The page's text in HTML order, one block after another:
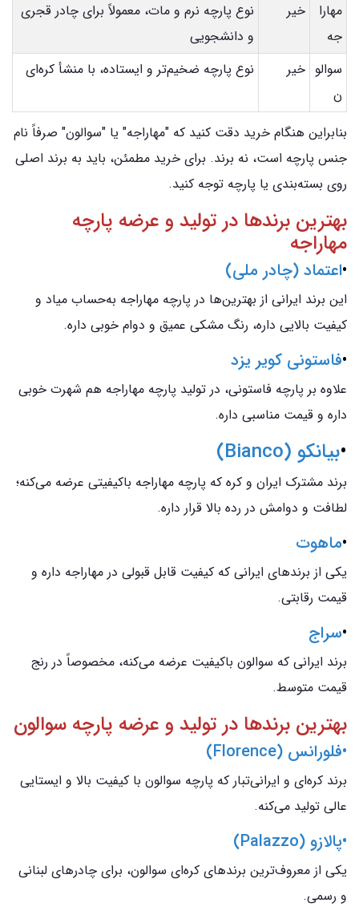
مهارا
جه
خیر
نوع پارچه نرم و مات، معمولاً برای چادر قجری
و دانشجویی
سوالو
ن
خیر نوع پارچه ضخیم‌تر و ایستاده، با منشأ کره‌ای
بنابراین هنگام خرید دقت کنید که "مهاراجه" یا "سوالون" صرفاً نام
جنس پارچه است، نه برند. برای خرید مطمئن، باید به برند اصلی
روی بسته‌بندی یا پارچه توجه کنید.
بهترین برندها در تولید و عرضه پارچه
مهاراجه
•اعتماد (چادر ملی)
این برند ایرانی از بهترین‌ها در پارچه مهاراجه به‌حساب میاد و
کیفیت بالایی داره، رنگ مشکی عمیق و دوام خوبی داره.
•فاستونی کویر یزد
علاوه بر پارچه فاستونی، در تولید پارچه مهاراجه هم شهرت خوبی
داره و قیمت مناسبی داره.
•بیانکو (Bianco)
برند مشترک ایران و کره که پارچه مهاراجه باکیفیتی عرضه می‌کنه؛
لطافت و دوامش در رده بالا قرار داره.
•ماهوت
یکی از برندهای ایرانی که کیفیت قابل قبولی در مهاراجه داره و
قیمت رقابتی.
•سراج
برند ایرانی که سوالون باکیفیت عرضه می‌کنه، مخصوصاً در رنج
قیمت متوسط.
بهترین برندها در تولید و عرضه پارچه سوالون
•فلورانس (Florence)
برند کره‌ای و ایرانی‌تبار که پارچه سوالون با کیفیت بالا و ایستایی
عالی تولید می‌کنه.
•پالازو (Palazzo)
یکی از معروف‌ترین برندهای کره‌ای سوالون، برای چادرهای لبنانی
و رسمی.